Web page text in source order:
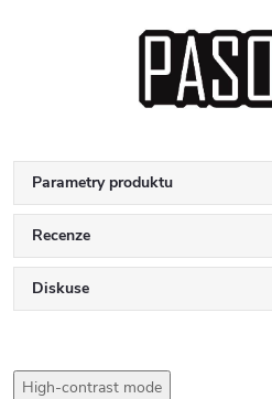
Parametry produktu
Recenze
Diskuse
High-contrast mode